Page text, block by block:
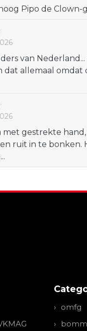
Pipo de Clown-
van
dat allemaal omdat
met gestrekte
ruit in te bonken.
omfg